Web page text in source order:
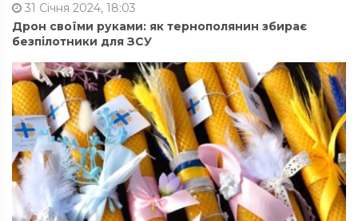
31 Січня 2024, 18:03
Дрон своїми руками: як тернополянин збирає
безпілотники для ЗСУ